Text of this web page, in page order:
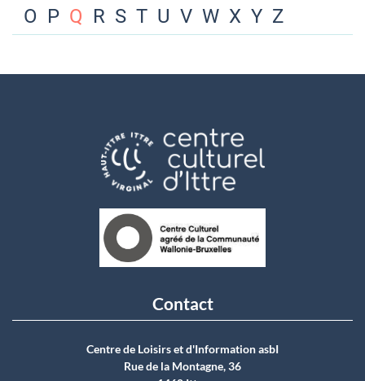
O P Q R S T U V W X Y Z
Contact
Centre de Loisirs et d'Information asbI
Rue de la Montagne, 36